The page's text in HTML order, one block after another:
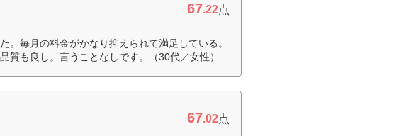
67.22点
。毎月の料金がかなり抑えられて満足している。
質も良し。言うことなしです。（30代／女性）
67.02点